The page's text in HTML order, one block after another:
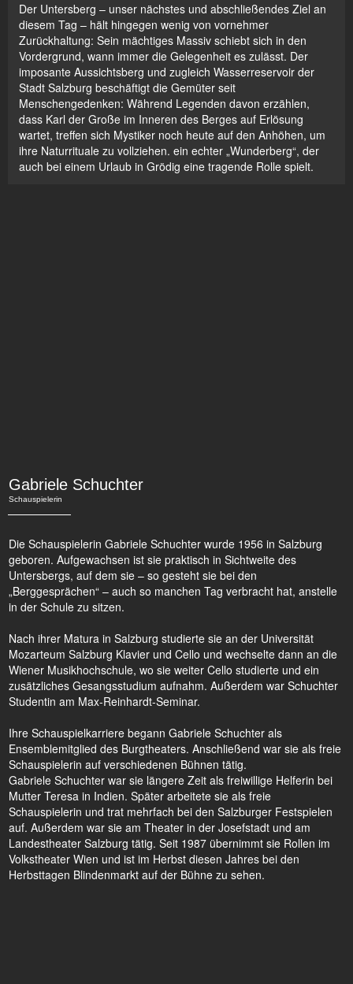
Der Untersberg – unser nächstes und abschließendes Ziel an
diesem Tag – hält hingegen wenig von vornehmer
Zurückhaltung: Sein mächtiges Massiv schiebt sich in den
Vordergrund, wann immer die Gelegenheit es zulässt. Der
imposante Aussichtsberg und zugleich Wasserreservoir der
Stadt Salzburg beschäftigt die Gemüter seit
Menschengedenken: Während Legenden davon erzählen,
dass Karl der Große im Inneren des Berges auf Erlösung
wartet, treffen sich Mystiker noch heute auf den Anhöhen, um
ihre Naturrituale zu vollziehen. ein echter „Wunderberg“, der
auch bei einem Urlaub in Grödig eine tragende Rolle spielt.
Gabriele Schuchter
Schauspielerin
Die Schauspielerin Gabriele Schuchter wurde 1956 in Salzburg
geboren. Aufgewachsen ist sie praktisch in Sichtweite des
Untersbergs, auf dem sie – so gesteht sie bei den
„Berggesprächen“ – auch so manchen Tag verbracht hat, anstelle
in der Schule zu sitzen.
Nach ihrer Matura in Salzburg studierte sie an der Universität
Mozarteum Salzburg Klavier und Cello und wechselte dann an die
Wiener Musikhochschule, wo sie weiter Cello studierte und ein
zusätzliches Gesangsstudium aufnahm. Außerdem war Schuchter
Studentin am Max-Reinhardt-Seminar.
Ihre Schauspielkarriere begann Gabriele Schuchter als
Ensemblemitglied des Burgtheaters. Anschließend war sie als freie
Schauspielerin auf verschiedenen Bühnen tätig.
Gabriele Schuchter war sie längere Zeit als freiwillige Helferin bei
Mutter Teresa in Indien. Später arbeitete sie als freie
Schauspielerin und trat mehrfach bei den Salzburger Festspielen
auf. Außerdem war sie am Theater in der Josefstadt und am
Landestheater Salzburg tätig. Seit 1987 übernimmt sie Rollen im
Volkstheater Wien und ist im Herbst diesen Jahres bei den
Herbsttagen Blindenmarkt auf der Bühne zu sehen.